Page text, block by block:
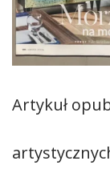
Artykuł